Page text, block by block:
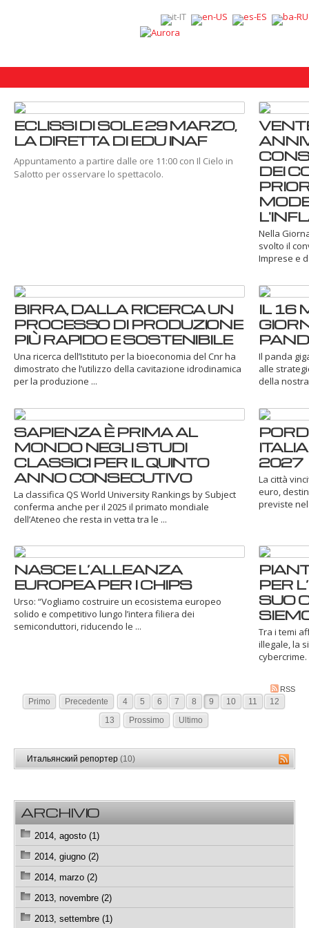
ECLISSI DI SOLE 29 MARZO,
LA DIRETTA DI EDU INAF
Appuntamento a partire dalle ore 11:00 con Il Cielo in
Salotto per osservare lo spettacolo.
DEI
Nella
svolto il
Imprese e
BIRRA, DALLA RICERCA UN
PROCESSO DI PRODUZIONE
PIÙ RAPIDO E SOSTENIBILE
Una ricerca dell’Istituto per la bioeconomia del Cnr ha
dimostrato che l’utilizzo della cavitazione idrodinamica
per la produzione ...
IL 16
Il panda
alle
della
SAPIENZA È PRIMA AL
MONDO NEGLI STUDI
CLASSICI PER IL QUINTO
ANNO CONSECUTIVO
La classifica QS World University Rankings by Subject
conferma anche per il 2025 il primato mondiale
dell’Ateneo che resta in vetta tra le ...
2027
La città
euro,
previste
NASCE L’ALLEANZA
EUROPEA PER I CHIPS
Urso: “Vogliamo costruire un ecosistema europeo
solido e competitivo lungo l’intera filiera dei
semiconduttori, riducendo le ...
PER
SUO
Tra i temi
illegale, la
cybercrime.
RSS
Primo Precedente 4 5 6 7 8 9 10 11
12
13
Prossimo Ultimo
Итальянский репортер (10)
ARCHIVIO
2014, agosto (1)
2014, giugno (2)
2014, marzo (2)
2013, novembre (2)
2013, settembre (1)